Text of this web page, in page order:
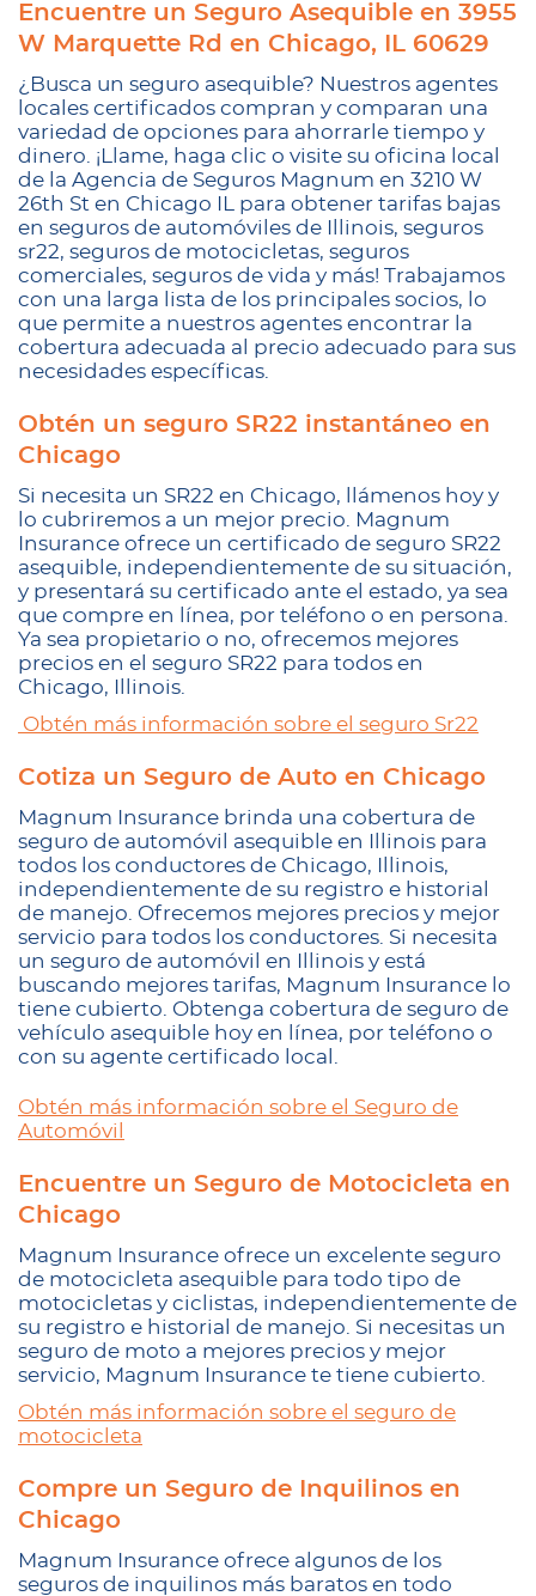
Encuentre un Seguro Asequible en 3955
W Marquette Rd en Chicago, IL 60629
¿Busca un seguro asequible? Nuestros agentes
locales certificados compran y comparan una
variedad de opciones para ahorrarle tiempo y
dinero. ¡Llame, haga clic o visite su oficina local
de la Agencia de Seguros Magnum en 3210 W
26th St en Chicago IL para obtener tarifas bajas
en seguros de automóviles de Illinois, seguros
sr22, seguros de motocicletas, seguros
comerciales, seguros de vida y más! Trabajamos
con una larga lista de los principales socios, lo
que permite a nuestros agentes encontrar la
cobertura adecuada al precio adecuado para sus
necesidades específicas.
Obtén un seguro SR22 instantáneo en
Chicago
Si necesita un SR22 en Chicago, llámenos hoy y
lo cubriremos a un mejor precio. Magnum
Insurance ofrece un certificado de seguro SR22
asequible, independientemente de su situación,
y presentará su certificado ante el estado, ya sea
que compre en línea, por teléfono o en persona.
Ya sea propietario o no, ofrecemos mejores
precios en el seguro SR22 para todos en
Chicago, Illinois.
Obtén más información sobre el seguro Sr22
Cotiza un Seguro de Auto en Chicago
Magnum Insurance brinda una cobertura de
seguro de automóvil asequible en Illinois para
todos los conductores de Chicago, Illinois,
independientemente de su registro e historial
de manejo. Ofrecemos mejores precios y mejor
servicio para todos los conductores. Si necesita
un seguro de automóvil en Illinois y está
buscando mejores tarifas, Magnum Insurance lo
tiene cubierto. Obtenga cobertura de seguro de
vehículo asequible hoy en línea, por teléfono o
con su agente certificado local.
Obtén más información sobre el Seguro de
Automóvil
Encuentre un Seguro de Motocicleta en
Chicago
Magnum Insurance ofrece un excelente seguro
de motocicleta asequible para todo tipo de
motocicletas y ciclistas, independientemente de
su registro e historial de manejo. Si necesitas un
seguro de moto a mejores precios y mejor
servicio, Magnum Insurance te tiene cubierto.
Obtén más información sobre el seguro de
motocicleta
Compre un Seguro de Inquilinos en
Chicago
Magnum Insurance ofrece algunos de los
seguros de inquilinos más baratos en todo